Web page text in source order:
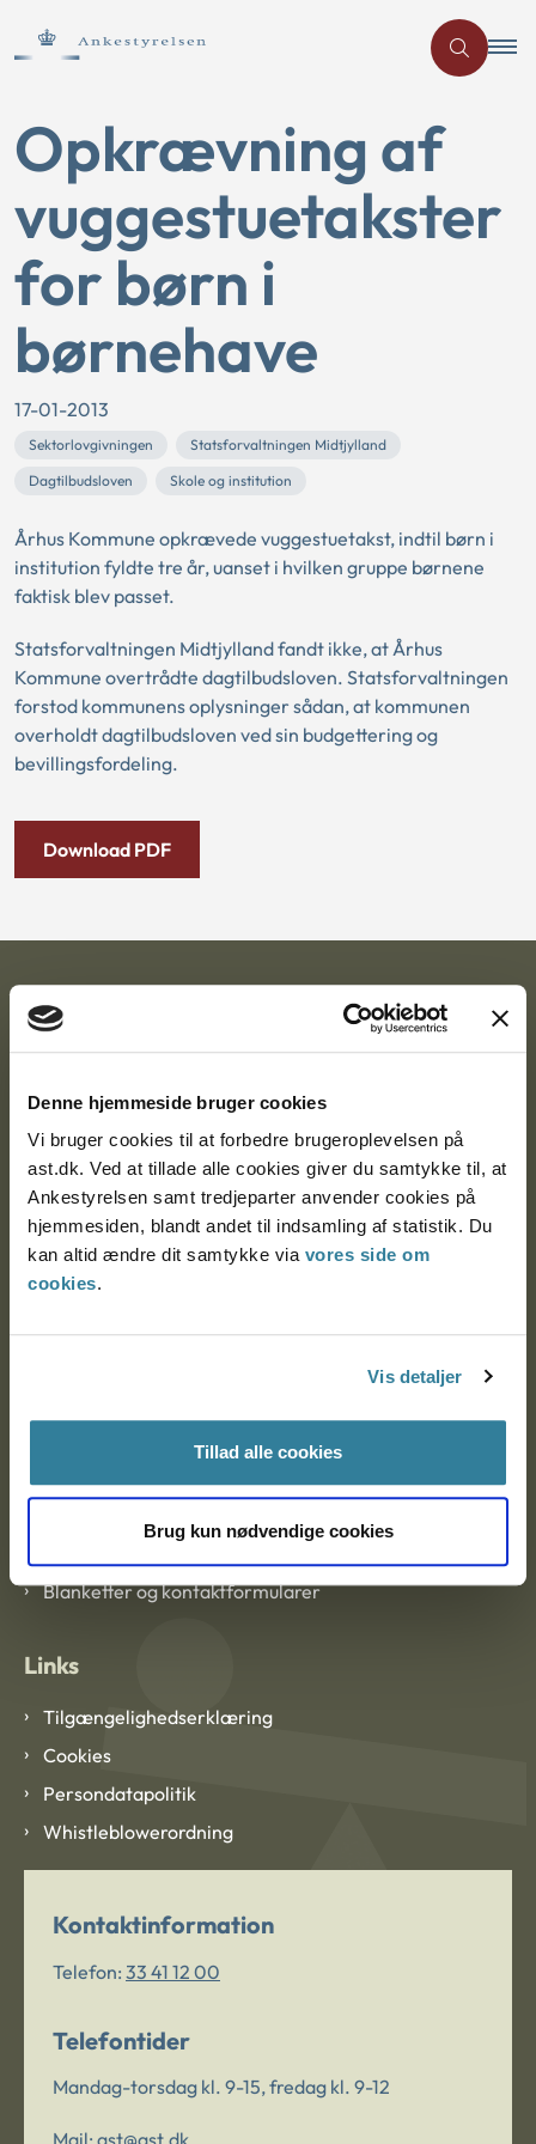
Denne hjemmeside bruger cookies
Vi bruger cookies til at forbedre brugeroplevelsen på
ast.dk. Ved at tillade alle cookies giver du samtykke til, at
Ankestyrelsen samt tredjeparter anvender cookies på
hjemmesiden, blandt andet til indsamling af statistik. Du
kan altid ændre dit samtykke via vores side om
cookies.
Vis detaljer
Tillad alle cookies
Brug kun nødvendige cookies
Opkrævning af
vuggestuetakster
for børn i
børnehave
17-01-2013
Sektorlovgivningen
Statsforvaltningen Midtjylland
Dagtilbudsloven
Skole og institution
Århus Kommune opkrævede vuggestuetakst, indtil børn i
institution fyldte tre år, uanset i hvilken gruppe børnene
faktisk blev passet.
Statsforvaltningen Midtjylland fandt ikke, at Århus
Kommune overtrådte dagtilbudsloven. Statsforvaltningen
forstod kommunens oplysninger sådan, at kommunen
overholdt dagtilbudsloven ved sin budgettering og
bevillingsfordeling.
Download PDF
Ankestyrelsen
Nytorv 7, 2. sal
Ankestyrelsen Aalborg
Ankestyrelsen København
Om Ankestyrelsen
Blanketter og kontaktformularer
Links
Tilgængelighedserklæring
Cookies
Persondatapolitik
Whistleblowerordning
Kontaktinformation
Telefon: 33 41 12 00
Telefontider
Mandag-torsdag kl. 9-15, fredag kl. 9-12